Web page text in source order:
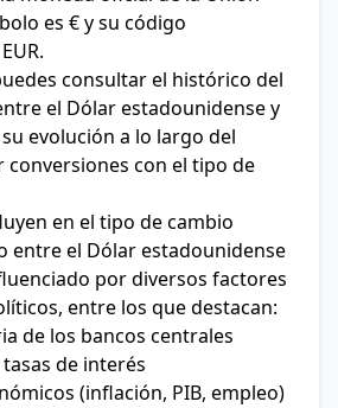
es € y su código
consultar el histórico del
el Dólar estadounidense y
evolución a lo largo del
conversiones con el tipo de
en el tipo de cambio
entre el Dólar estadounidense
por diversos factores
entre los que destacan:
de los bancos centrales
de interés
(inflación, PIB, empleo)